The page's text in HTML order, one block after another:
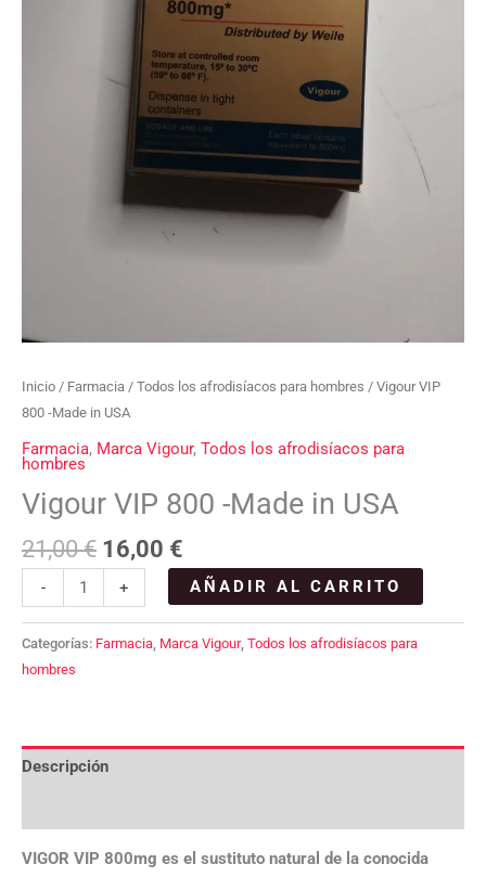
Inicio / Farmacia / Todos los afrodisíacos para hombres / Vigour VIP
800 -Made in USA
Farmacia, Marca Vigour, Todos los afrodisíacos para
hombres
Vigour VIP 800 -Made in USA
21,00€ 16,00 €
- + AÑADIR AL CARRITO
Categorías: Farmacia Marca Vigour, Todos los afrodisíacos para
hombres
Descripción
VIGOR VIP 800mg es el sustituto natural de la conocida